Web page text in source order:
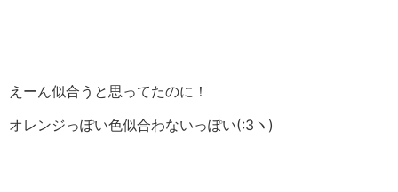
えーん似合うと思ってたのに！
オレンジっぽい色似合わないっぽい(:3ヽ)